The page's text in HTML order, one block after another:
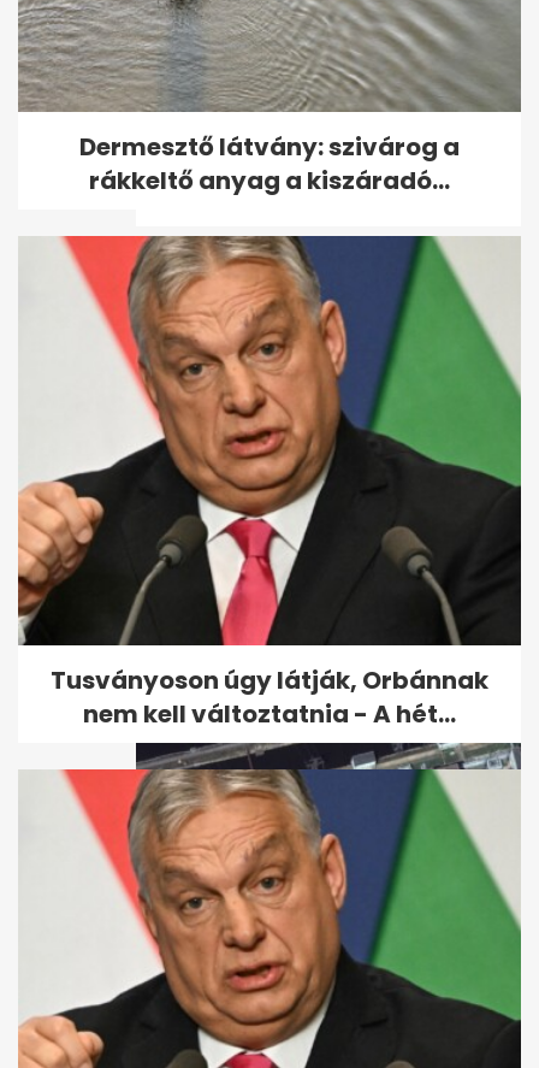
Kvíz: mi mutatjuk a sztár
párját, te pedig a filmcsillagot
-...
Szombaton leállították a
Capri szigetére érkező
idegenforgalmat...
Dermesztő látvány: szivárog a
rákkeltő anyag a kiszáradó...
Tusványoson úgy látják, Orbánnak
nem kell változtatnia - A hét...